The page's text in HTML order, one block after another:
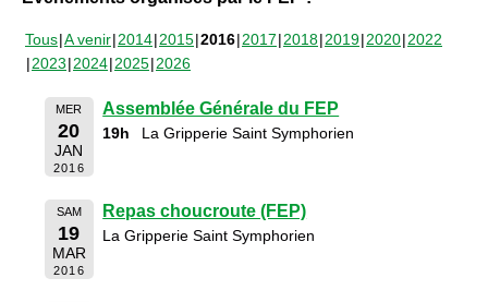
Tous A venir 2014 2015 2016 2017 2018 2019 2020 2022
2023 2024 2025 2026
MER
20
JAN
2016
Assemblée Générale du FEP
19h La Gripperie Saint Symphorien
SAM
19
MAR
2016
Repas choucroute (FEP)
La Gripperie Saint Symphorien